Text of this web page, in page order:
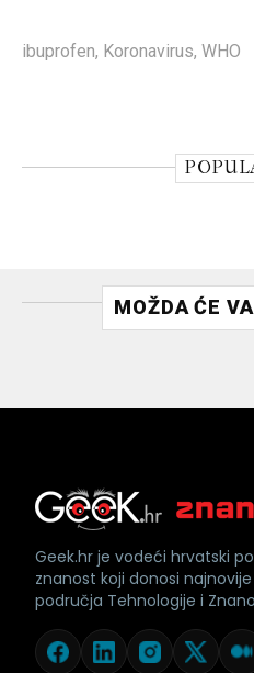
ibuprofen, Koronavirus, WHO
MOŽDA ĆE
Geek.hr je vodeći hrvatski
znanost koji donosi
područja Tehnologije i